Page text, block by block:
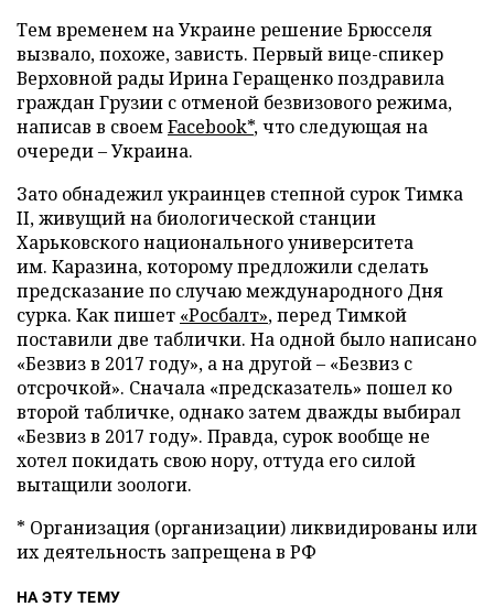
Тем временем на Украине решение Брюсселя
вызвало, похоже, зависть. Первый вице-спикер
Верховной рады Ирина Геращенко поздравила
граждан Грузии с отменой безвизового режима,
написав в своемFacebook*, что следующая на
очереди – Украина.
Зато обнадежил украинцев степной сурок Тимка
II, живущий на биологической станции
Харьковского национального университета
им. Каразина, которому предложили сделать
предсказание по случаю международного Дня
сурка. Как пишет «Росбалт», перед Тимкой
поставили две таблички. На одной было написано
«Безвиз в 2017 году», а на другой – «Безвиз с
отсрочкой». Сначала «предсказатель» пошел ко
второй табличке, однако затем дважды выбирал
«Безвиз в 2017 году». Правда, сурок вообще не
хотел покидать свою нору, оттуда его силой
вытащили зоологи.
* Организация (организации) ликвидированы или
их деятельность запрещена в РФ
НА ЭТУ ТЕМУ